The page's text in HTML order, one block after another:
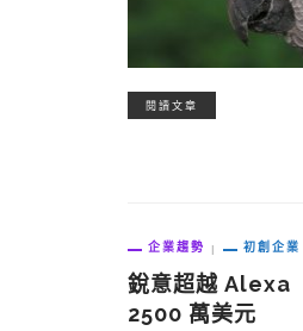
閱讀文章
企業趨勢 初創企業
銳意超越
2500 萬美元